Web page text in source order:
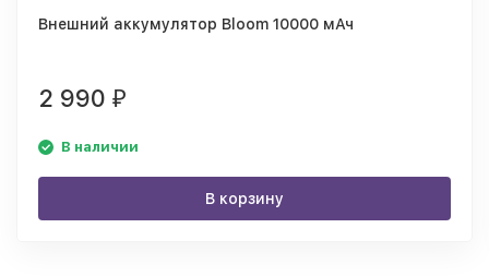
Внешний аккумулятор Bloom 10000 мАч
2 990 ₽
В наличии
В корзину